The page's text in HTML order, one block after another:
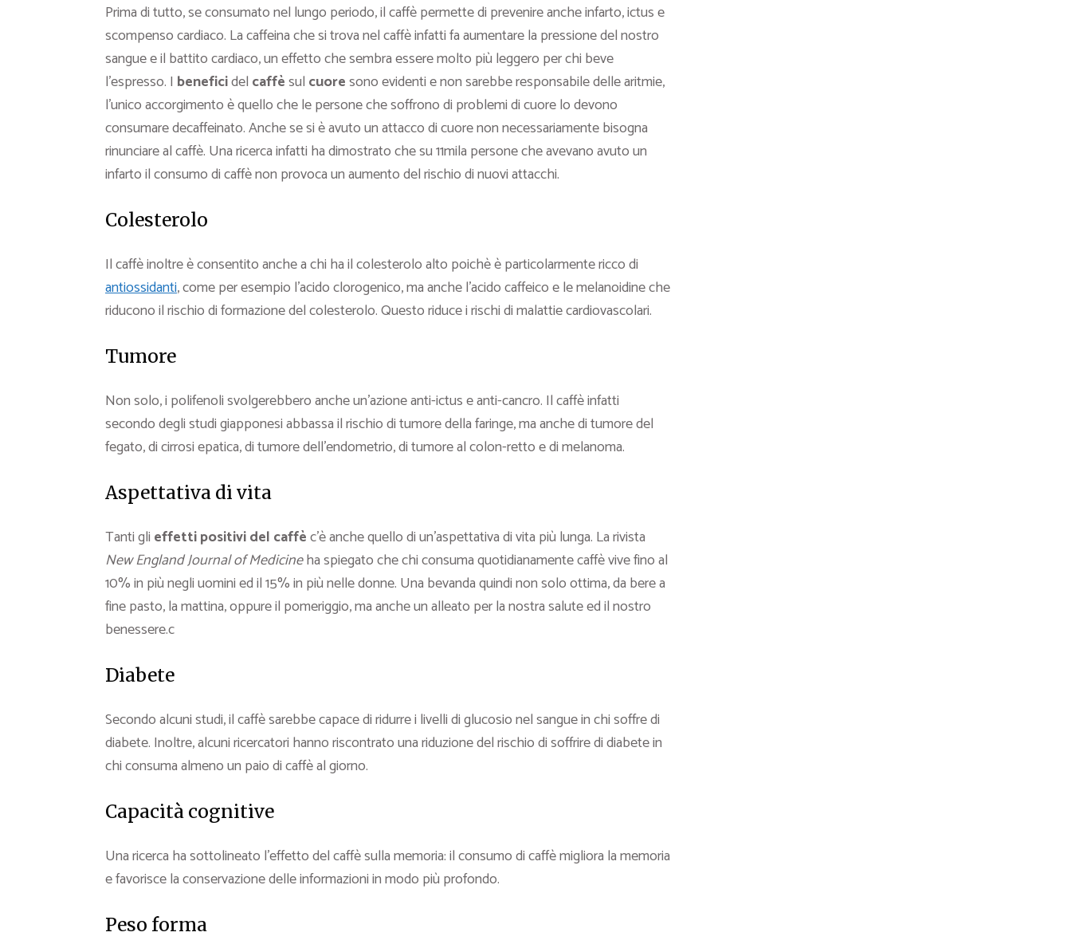
Prima di tutto, se consumato nel lungo periodo, il caffè permette di prevenire anche infarto, ictus e
scompenso cardiaco. La caffeina che si trova nel caffè infatti fa aumentare la pressione del nostro
sangue e il battito cardiaco, un effetto che sembra essere molto più leggero per chi beve
l’espresso. I beneficidel caffèsul cuoresono evidenti e non sarebbe responsabile delle aritmie,
l’unico accorgimento è quello che le persone che soffrono di problemi di cuore lo devono
consumare decaffeinato. Anche se si è avuto un attacco di cuore non necessariamente bisogna
rinunciare al caffè. Una ricerca infatti ha dimostrato che su 11mila persone che avevano avuto un
infarto il consumo di caffè non provoca un aumento del rischio di nuovi attacchi.
Colesterolo
Il caffè inoltre è consentito anche a chi ha il colesterolo alto poichè è particolarmente ricco di
antiossidanti, come per esempio l’acido clorogenico, ma anche l’acido caffeico e le melanoidine che
riducono il rischio di formazione delcolesterolo. Questo riduce i rischi di malattie cardiovascolari.
Tumore
Non solo, i polifenoli svolgerebbero anche un’azione anti-ictus e anti-cancro. Il caffè infatti
secondo degli studi giapponesi abbassa il rischio di tumore della faringe, ma anche di tumore del
fegato, di cirrosi epatica, di tumore dell’endometrio, di tumore al colon-retto e di melanoma.
Aspettativa di vita
Tanti gli effetti positivi del caffèc’è anche quello di un’aspettativa di vita più lunga. La rivista
New England Journal of Medicineha spiegato che chi consuma quotidianamente caffè vive fino al
10% in più negli uomini ed il 15% in più nelle donne. Una bevanda quindi non solo ottima, da bere a
fine pasto, la mattina, oppure il pomeriggio, ma anche un alleato per la nostra salute ed il nostro
benessere.c
Diabete
Secondo alcuni studi, il caffè sarebbe capace di ridurre i livelli di glucosio nel sangue in chi soffre di
diabete. Inoltre, alcuni ricercatori hanno riscontrato una riduzione del rischio di soffrire di diabete in
chi consuma almeno un paio di caffè al giorno.
Capacità cognitive
Una ricerca ha sottolineato l’effetto del caffè sulla memoria: il consumo di caffè migliora la memoria
e favorisce la conservazione delle informazioni in modo più profondo.
Peso forma